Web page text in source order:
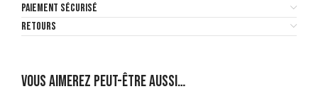
PAIEMENT SÉCURISÉ
RETOURS
Vous aimerez peut-être aussi…